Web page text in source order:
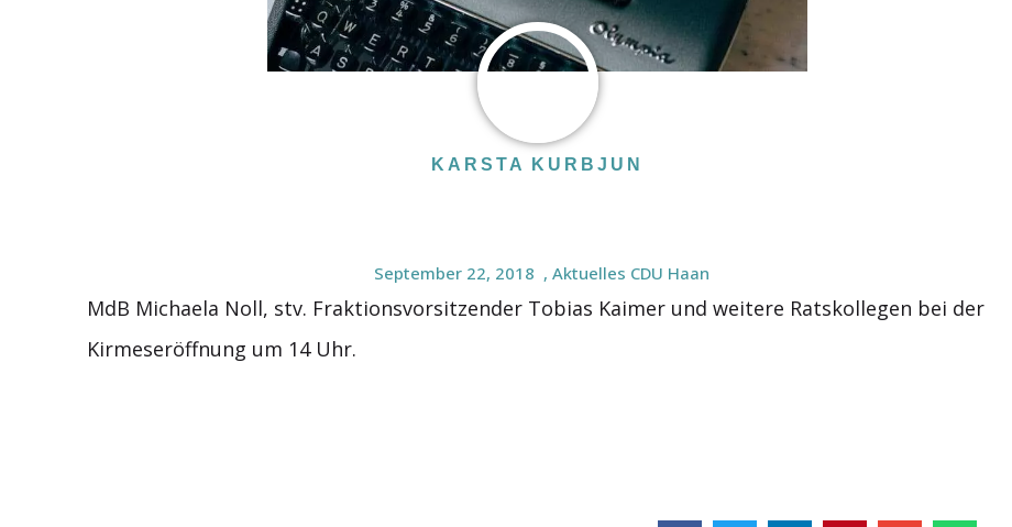
KARSTA KURBJUN
September 22, 2018 , Aktuelles CDU Haan
MdB Michaela Noll, stv. Fraktionsvorsitzender Tobias Kaimer und weitere Ratskollegen bei der
Kirmeseröffnung um 14 Uhr.